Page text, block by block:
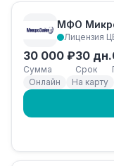
МФО
Лицензия
30 000 ₽
Сумма
30 дн.
Срок
Онлайн
На карту